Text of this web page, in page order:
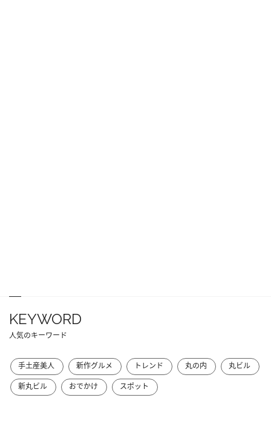
KEYWORD
人気のキーワード
手土産美人 新作グルメ トレンド 丸の内
丸ビル
新丸ビル
おでかけ スポット